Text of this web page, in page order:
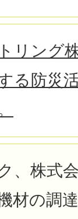
リング
る防災
、株式
材の調